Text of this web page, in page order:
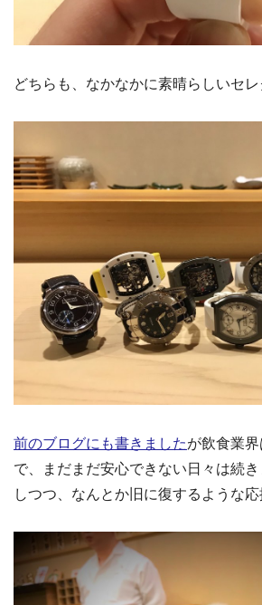
どちらも、なかなかに素晴らしいセレ
前のブログにも書きましたが飲食業
で、まだまだ安心できない日々は続
しつつ、なんとか旧に復するような応